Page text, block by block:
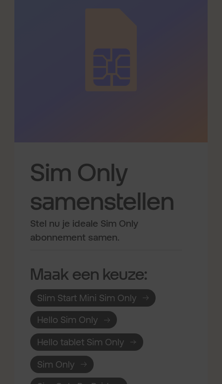
Sim Only
samenstellen
Stel nu je ideale Sim Only
abonnement samen.
Maak een keuze:
Slim Start Mini Sim Only
Hello Sim Only
Hello tablet Sim Only
Sim Only